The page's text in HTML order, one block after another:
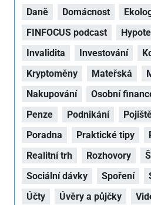
Daně
Domácnost
FINFOCUS podcast
Invalidita
Investování
Kryptoměny
Mateřská
Nakupování
Osobní
Penze
Podnikání
Poradna
Praktické tipy
Realitní trh
Rozhovory
Sociální dávky
Spoření
Účty
Úvěry a půjčky